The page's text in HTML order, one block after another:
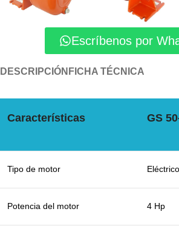
Escríbenos por
DESCRIPCIÓN FICHA TÉCNICA
Características GS
Tipo de motor Eléctrico
Potencia del motor 4 Hp